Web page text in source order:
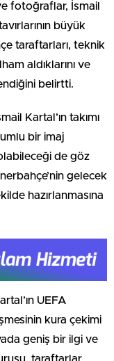
fotoğraflar, İsmail
büyük
taraftarları, teknik
aldıklarını ve
belirtti.
Kartal’ın takımı
bir imaj
de göz
gelecek
hazırlanmasına
UEFA
kura çekimi
geniş bir ilgi ve